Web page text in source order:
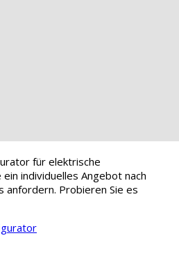
für elektrische
individuelles Angebot nach
anfordern. Probieren Sie es